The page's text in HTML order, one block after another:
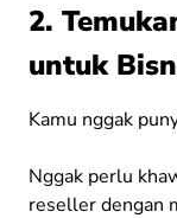
2.
untuk
Kamu nggak
Nggak perlu
reseller dengan